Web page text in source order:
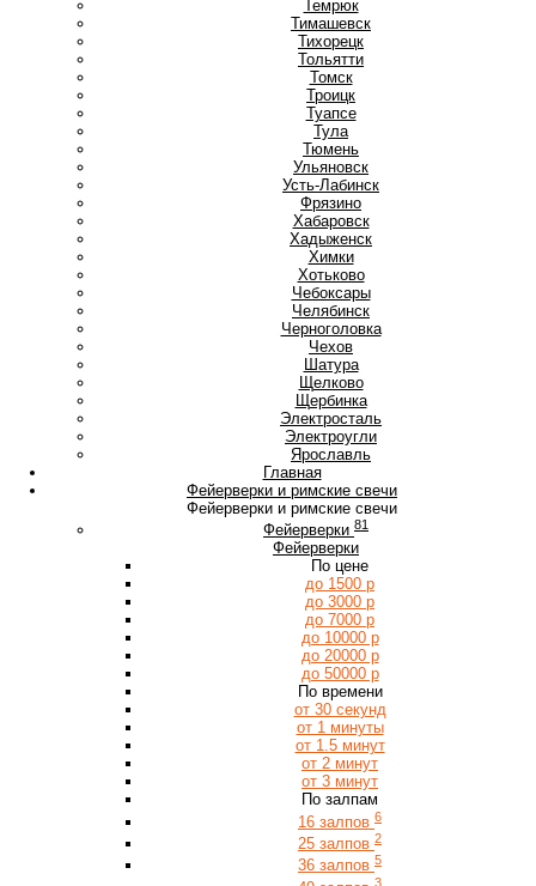
Темрюк
Тимашевск
Тихорецк
Тольятти
Томск
Троицк
Туапсе
Тула
Тюмень
Ульяновск
Усть-Лабинск
Фрязино
Хабаровск
Хадыженск
Химки
Хотьково
Чебоксары
Челябинск
Черноголовка
Чехов
Шатура
Щелково
Щербинка
Электросталь
Электроугли
Ярославль
Главная
Фейерверки и римские свечи
Фейерверки и римские свечи
Фейерверки 81
Фейерверки
По цене
до 1500 р
до 3000 р
до 7000 р
до 10000 р
до 20000 р
до 50000 р
По времени
от 30 секунд
от 1 минуты
от 1.5 минут
от 2 минут
от 3 минут
По залпам
16 залпов 6
25 залпов 2
36 залпов 5
3